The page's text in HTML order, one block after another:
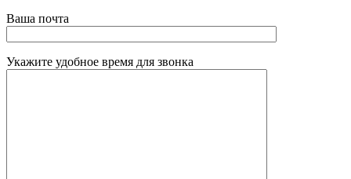
Ваша почта
Укажите удобное время для звонка